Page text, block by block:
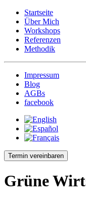
Startseite
Über Mich
Workshops
Referenzen
Methodik
Impressum
Blog
AGBs
facebook
Termin vereinbaren
Grüne